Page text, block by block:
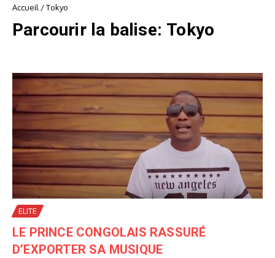
Accueil /Tokyo
Parcourir la balise: Tokyo
ELITE
LE PRINCE CONGOLAIS RASSURÉ
D’EXPORTER SA MUSIQUE